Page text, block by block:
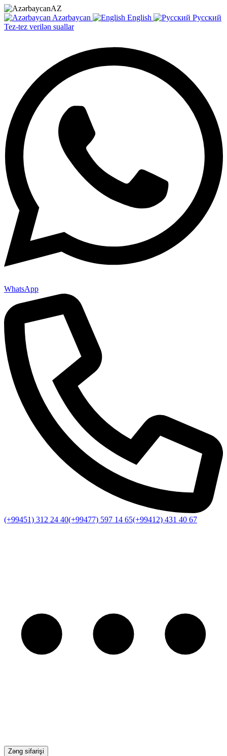
AZ
Azərbaycan
English
Русский
Tez-tez verilən suallar
WhatsApp
(+99451) 312 24 40(+99477) 597 14 65(+99412) 431 40 67
Zəng sifarişi